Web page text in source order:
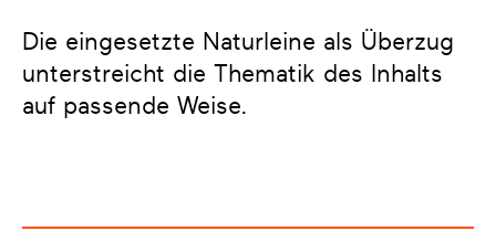
Die eingesetzte Naturleine als Überzug
unterstreicht die Thematik des Inhalts
auf passende Weise.